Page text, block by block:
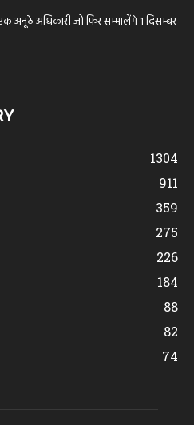
अधिकारी जो फिर सम्भालेंगे 1 दिसम्बर
1304
911
359
275
226
184
88
82
74